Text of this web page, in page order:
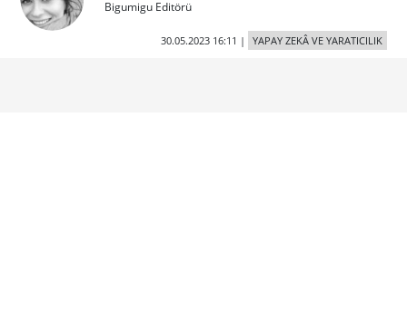
Bigumigu Editörü
30.05.2023 16:11 | YAPAY ZEKÂ VE YARATICILIK